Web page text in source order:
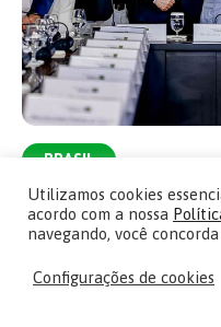
BRASIL
Valor mínimo para o
que caminhoneiros
reajuste automático pelo
Utilizamos cookies
acordo com a nossa
navegando, você
Configurações de cookies